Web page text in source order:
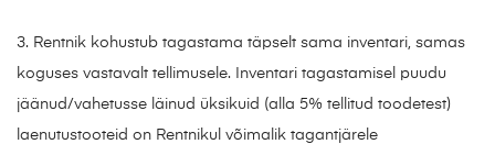
3. Rentnik kohustub tagastama täpselt sama inventari, samas
koguses vastavalt tellimusele. Inventari tagastamisel puudu
jäänud/vahetusse läinud üksikuid (alla 5% tellitud toodetest)
laenutustooteid on Rentnikul võimalik tagantjärele